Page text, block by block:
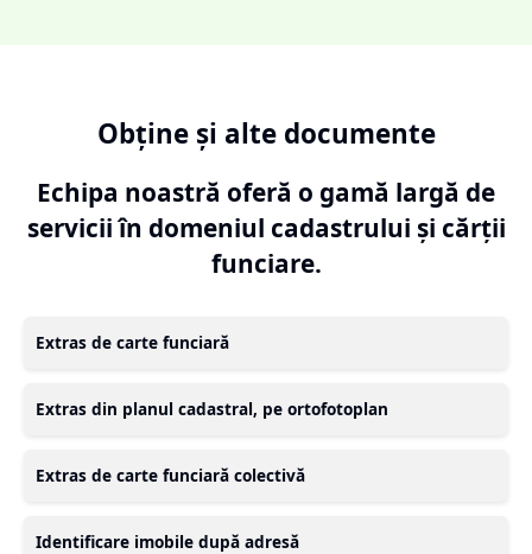
Obține și alte documente
Echipa noastră oferă o gamă largă de
servicii în domeniul cadastrului și cărții
funciare.
Extras de carte funciară
Extras din planul cadastral, pe ortofotoplan
Extras de carte funciară colectivă
Identificare imobile după adresă